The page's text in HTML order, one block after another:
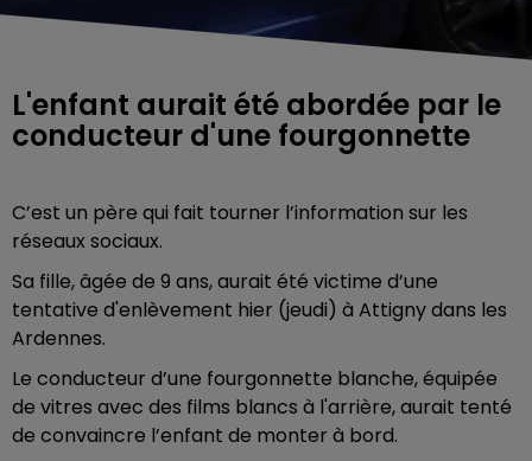
L'enfant aurait été abordée par le
conducteur d'une fourgonnette
C’est un père qui fait tourner l’information sur les
réseaux sociaux.
Sa fille, âgée de 9 ans, aurait été victime d’une
tentative d'enlèvement hier (jeudi) à Attigny dans les
Ardennes.
Le conducteur d’une fourgonnette blanche, équipée
de vitres avec des films blancs à l'arrière, aurait tenté
de convaincre l’enfant de monter à bord.